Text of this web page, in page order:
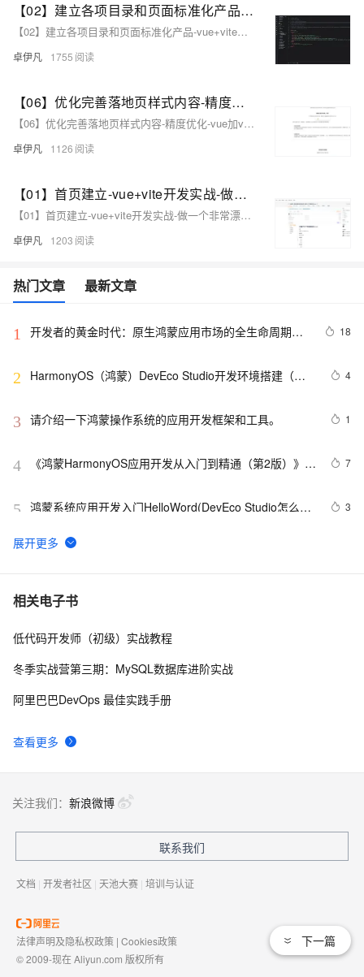
【02】建立各项目录和页面标准化产品-vue+vite开发实战-做一个非常漂亮的APP下载落地页-支持PC和H5自适应提供安卓苹果鸿蒙下载和网页端访问-优雅草卓伊凡
【02】建立各项目录和页面标准化产品-vue+vite开发实战-做一个非常漂亮的APP下载落地页-支持PC和H5自适应提供安卓苹果鸿蒙下载和网页端访问-优雅草卓伊凡
卓伊凡 1755
【06】优化完善落地页样式内容-精度优化-vue加vite开发实战-做一个非常漂亮的APP下载落地页-支持PC和H5自适应提供安卓苹果鸿蒙下载和网页端访问-优雅草卓伊凡
【06】优化完善落地页样式内容-精度优化-vue加vite开发实战-做一个非常漂亮的APP下载落地页-支持PC和H5自适应提供安卓苹果鸿蒙下载和网页端访问-优雅草卓伊凡
卓伊凡 1126
【01】首页建立-vue+vite开发实战-做一个非常漂亮的APP下载落地页-支持PC和H5自适应提供安卓苹果鸿蒙下载和网页端访问-优雅草卓伊凡
【01】首页建立-vue+vite开发实战-做一个非常漂亮的APP下载落地页-支持PC和H5自适应提供安卓苹果鸿蒙下载和网页端访问-优雅草卓伊凡
卓伊凡 1203
热门文章 最新文章
1
开发者的黄金时代：原生鸿蒙应用市场的全生命周期服
18
2
HarmonyOS（鸿蒙）DevEco Studio开发环境搭建（从
飞的猪猪侠）
4
3 请介绍一下鸿蒙操作系统的应用开发框架和工具。 1
4
《鸿蒙HarmonyOS应用开发从入门到精通（第2版）》学
7
5 鸿蒙系统应用开发入门HelloWord(DevEco Studio怎么启
3
6
微信纯血鸿蒙版正式发布，295天走完微信14年技术之
7 【鸿蒙软件开发】ArkTS基础组件之Gauge(环形图表)、
8 “纯血鸿蒙”要来了，赶紧入手学习吧
的使用
与免登录缓存
相关电子书
查看更多
低代码开发师（初级）实战教程
冬季实战营第三期：MySQL数据库进阶实战
阿里巴巴DevOps 最佳实践手册
下一篇
关注我们： 新浪微博
联系我们
文档 | 开发者社区 | 天池大赛 | 培训与认证
法律声明及隐私权政策 | Cookies政策
© 2009-现在 Aliyun.com 版权所有